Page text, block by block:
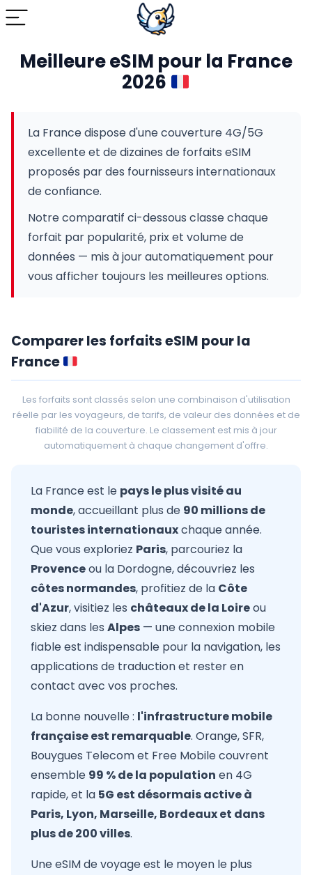
Meilleure eSIM pour la France
2026
La France dispose d'une couverture 4G/5G
excellente et de dizaines de forfaits eSIM
proposés par des fournisseurs internationaux
de confiance.
Notre comparatif ci-dessous classe chaque
forfait par popularité, prix et volume de
données — mis à jour automatiquement pour
vous afficher toujours les meilleures options.
Comparer les forfaits eSIM pour la
France
Les forfaits sont classés selon une combinaison d'utilisation
réelle par les voyageurs, de tarifs, de valeur des données et de
fiabilité de la couverture. Le classement est mis à jour
automatiquement à chaque changement d'offre.
La France est le pays le plus visité au
monde, accueillant plus de 90 millions de
touristes internationauxchaque année.
Que vous exploriez Paris, parcouriez la
Provenceou la Dordogne, découvriez les
côtes normandes, profitiez de la Côte
d'Azur, visitiez les châteaux de la Loireou
skiez dans les Alpes — une connexion mobile
fiable est indispensable pour la navigation, les
applications de traduction et rester en
contact avec vos proches.
La bonne nouvelle : l'infrastructure mobile
française est remarquable. Orange, SFR,
Bouygues Telecom et Free Mobile couvrent
ensemble 99 % de la population en 4G
rapide, et la 5G est désormais active à
Paris, Lyon, Marseille, Bordeaux et dans
plus de 200 villes.
Une eSIM de voyage est le moyen le plus